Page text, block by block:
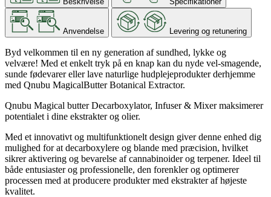
Anvendelse Levering og retunering
Byd velkommen til en ny generation af sundhed, lykke og
velvære! Med et enkelt tryk på en knap kan du nyde vel-smagende,
sunde fødevarer eller lave naturlige hudplejeprodukter derhjemme
med Qnubu MagicalButter Botanical Extractor.
Qnubu Magical butter Decarboxylator, Infuser & Mixer maksimerer
potentialet i dine ekstrakter og olier.
Med et innovativt og multifunktionelt design giver denne enhed dig
mulighed for at decarboxylere og blande med præcision, hvilket
sikrer aktivering og bevarelse af cannabinoider og terpener. Ideel til
både entusiaster og professionelle, den forenkler og optimerer
processen med at producere produkter med ekstrakter af højeste
kvalitet.